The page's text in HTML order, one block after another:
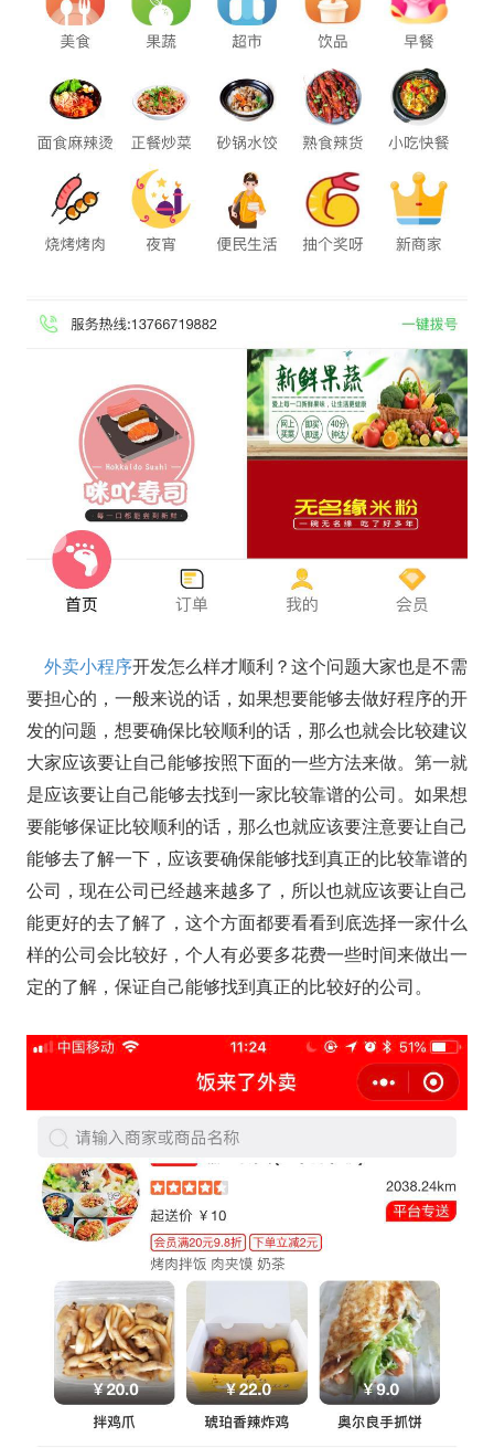
外卖小程序开发怎么样才顺利？这个问题大家也是不需
要担心的，一般来说的话，如果想要能够去做好程序的开
发的问题，想要确保比较顺利的话，那么也就会比较建议
大家应该要让自己能够按照下面的一些方法来做。第一就
是应该要让自己能够去找到一家比较靠谱的公司。如果想
要能够保证比较顺利的话，那么也就应该要注意要让自己
能够去了解一下，应该要确保能够找到真正的比较靠谱的
公司，现在公司已经越来越多了，所以也就应该要让自己
能更好的去了解了，这个方面都要看看到底选择一家什么
样的公司会比较好，个人有必要多花费一些时间来做出一
定的了解，保证自己能够找到真正的比较好的公司。